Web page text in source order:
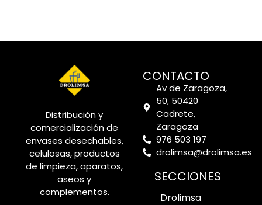
Distribución y
comercialización de
envases desechables,
celulosas, productos
de limpieza, aparatos,
aseos y
complementos.
CONTACTO
Av de Zaragoza,
50, 50420
Cadrete,
Zaragoza
976 503 197
drolimsa@drolimsa.es
SECCIONES
Drolimsa